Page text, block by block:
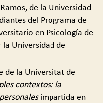
de la Universidad
del Programa de
en Psicología de
Universidad de
de la Universitat de
contextos: la
impartida en